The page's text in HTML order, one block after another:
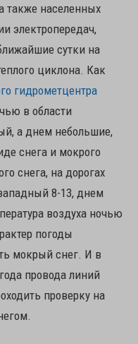
также населенных
электропередач,
сутки на
циклона. Как
гидрометцентра
в области
а днем небольшие,
снега и мокрого
снега, на дорогах
8-13, днем
воздуха ночью
погоды
мокрый снег. И в
провода линий
проверку на